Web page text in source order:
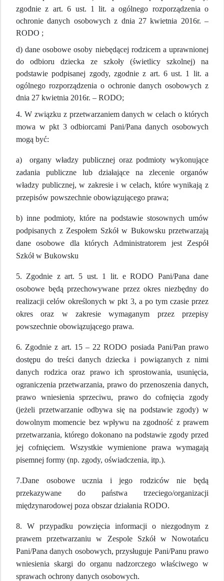
zgodnie z art. 6 ust. 1 lit. a ogólnego rozporządzenia o
ochronie danych osobowych z dnia 27 kwietnia 2016r. –
RODO ;
d) dane osobowe osoby niebędącej rodzicem a uprawnionej
do odbioru dziecka ze szkoły (świetlicy szkolnej) na
podstawie podpisanej zgody, zgodnie z art. 6 ust. 1 lit. a
ogólnego rozporządzenia o ochronie danych osobowych z
dnia 27 kwietnia 2016r. – RODO;
4. W związku z przetwarzaniem danych w celach o których
mowa w pkt 3 odbiorcami Pani/Pana danych osobowych
mogą być:
a) organy władzy publicznej oraz podmioty wykonujące
zadania publiczne lub działające na zlecenie organów
władzy publicznej, w zakresie i w celach, które wynikają z
przepisów powszechnie obowiązującego prawa;
b) inne podmioty, które na podstawie stosownych umów
podpisanych z Zespołem Szkół w Bukowsku przetwarzają
dane osobowe dla których Administratorem jest Zespół
Szkół w Bukowsku
5. Zgodnie z art. 5 ust. 1 lit. e RODO Pani/Pana dane
osobowe będą przechowywane przez okres niezbędny do
realizacji celów określonych w pkt 3, a po tym czasie przez
okres oraz w zakresie wymaganym przez przepisy
powszechnie obowiązującego prawa.
6. Zgodnie z art. 15 – 22 RODO posiada Pani/Pan prawo
dostępu do treści danych dziecka i powiązanych z nimi
danych rodzica oraz prawo ich sprostowania, usunięcia,
ograniczenia przetwarzania, prawo do przenoszenia danych,
prawo wniesienia sprzeciwu, prawo do cofnięcia zgody
(jeżeli przetwarzanie odbywa się na podstawie zgody) w
dowolnym momencie bez wpływu na zgodność z prawem
przetwarzania, którego dokonano na podstawie zgody przed
jej cofnięciem. Wszystkie wymienione prawa wymagają
pisemnej formy (np. zgody, oświadczenia, itp.).
7.Dane osobowe ucznia i jego rodziców nie będą
przekazywane do państwa trzeciego/organizacji
międzynarodowej poza obszar działania RODO.
8. W przypadku powzięcia informacji o niezgodnym z
prawem przetwarzaniu w Zespole Szkół w Nowotańcu
Pani/Pana danych osobowych, przysługuje Pani/Panu prawo
wniesienia skargi do organu nadzorczego właściwego w
sprawach ochrony danych osobowych.